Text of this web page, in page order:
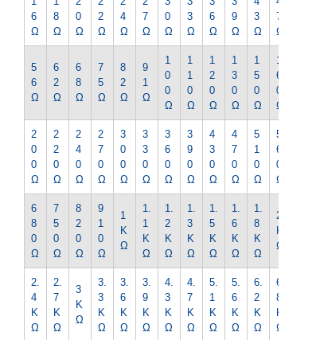
6
Ω
8
Ω
0
Ω
2
Ω
4
Ω
7
Ω
0
Ω
3
Ω
6
Ω
9
Ω
3
Ω
7
Ω
5
6
Ω
6
2
Ω
6
8
Ω
7
5
Ω
8
2
Ω
9
1
Ω
1
0
0
Ω
1
1
0
Ω
1
2
0
Ω
1
3
0
Ω
1
5
0
Ω
1
6
0
Ω
2
0
0
Ω
2
2
0
Ω
2
4
0
Ω
2
7
0
Ω
3
0
0
Ω
3
3
0
Ω
3
6
0
Ω
3
9
0
Ω
4
3
0
Ω
4
7
0
Ω
5
1
0
Ω
5
6
0
Ω
6
8
0
Ω
7
5
0
Ω
8
2
0
Ω
9
1
0
Ω
1
K
Ω
1.
1
K
Ω
1.
2
K
Ω
1.
3
K
Ω
1.
5
K
Ω
1.
6
K
Ω
1.
8
K
Ω
2
K
Ω
2.
4
K
Ω
2.
7
K
Ω
3
K
Ω
3.
3
K
Ω
3.
6
K
Ω
3.
9
K
Ω
4.
3
K
Ω
4.
7
K
Ω
5.
1
K
Ω
5.
6
K
Ω
6.
2
K
Ω
6.
8
K
Ω